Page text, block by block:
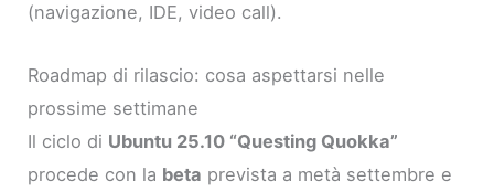
(navigazione, IDE, video call).
Roadmap di rilascio: cosa aspettarsi nelle
prossime settimane
Il ciclo di Ubuntu 25.10 “Questing Quokka”
procede con la beta prevista a metà settembre e